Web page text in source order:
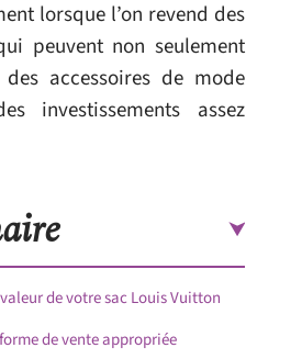
lorsque l’on revend des
peuvent non seulement
accessoires de mode
investissements assez
de votre sac Louis Vuitton
de vente appropriée